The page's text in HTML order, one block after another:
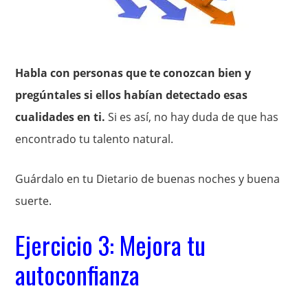
Habla con personas que te conozcan bien y
pregúntales si ellos habían detectado esas
cualidades en ti. Si es así, no hay duda de que has
encontrado tu talento natural.
Guárdalo en tu Dietario de buenas noches y buena
suerte.
Ejercicio 3: Mejora tu
autoconfianza